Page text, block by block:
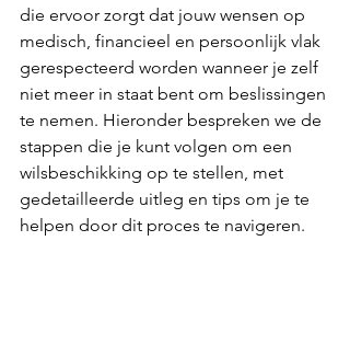
die ervoor zorgt dat jouw wensen op
medisch, financieel en persoonlijk vlak
gerespecteerd worden wanneer je zelf
niet meer in staat bent om beslissingen
te nemen. Hieronder bespreken we de
stappen die je kunt volgen om een
wilsbeschikking op te stellen, met
gedetailleerde uitleg en tips om je te
helpen door dit proces te navigeren.